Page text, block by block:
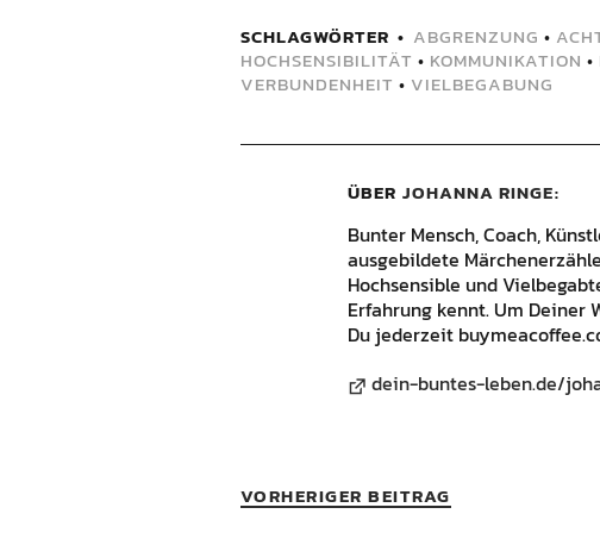
SCHLAGWÖRTER ABGRENZUNG •
HOCHSENSIBILITÄT • KOMMUNIKATION •
VERBUNDENHEIT • VIELBEGABUNG
ÜBER JOHANNA RINGE
Bunter Mensch, Coach,
ausgebildete
Hochsensible und
Erfahrung kennt. Um Deiner
Du jederzeit
dein-buntes-leben.de/
VORHERIGER BEITRAG